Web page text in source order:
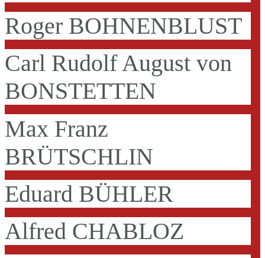
Roger BOHNENBLUST
Carl Rudolf August von
BONSTETTEN
Max Franz
BRÜTSCHLIN
Eduard BÜHLER
Alfred CHABLOZ